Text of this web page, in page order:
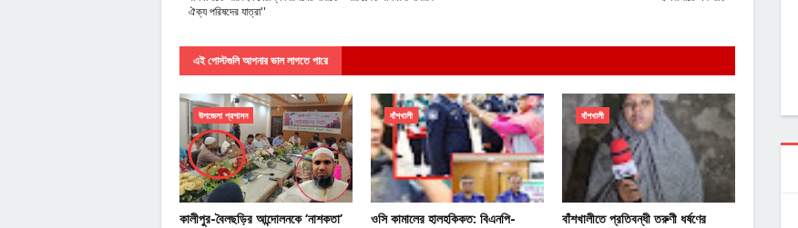
ঐক্য পরিষদের যাত্রা''
এই পোস্টগুলি আপনার ভাল লাগতে পারে
উপজেলা প্রশাসন
কালীপুর-বৈলছড়ির আন্দোলনকে ‘নাশকতা’
বাঁশখালী
ওসি কামালের হালহকিকত: বিএনপি-
বাঁশখালী
বাঁশখালীতে প্রতিবন্ধী তরুণী ধর্ষণের